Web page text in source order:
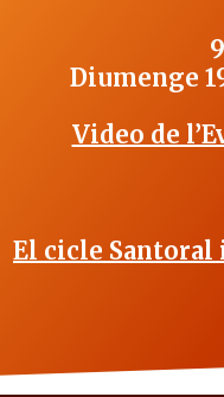
Diumenge
Video de
El cicle Santoral